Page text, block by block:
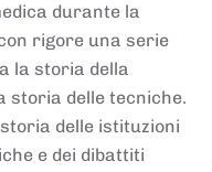
durante la
rigore una serie
la storia della
storia delle tecniche.
delle istituzioni
e dei dibattiti